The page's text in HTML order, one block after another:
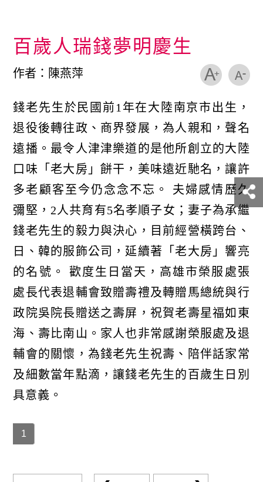
百歲人瑞錢夢明慶生
作者：陳燕萍
錢老先生於民國前1年在大陸南京市出生，
退役後轉往政、商界發展，為人親和，聲名
遠播。最令人津津樂道的是他所創立的大陸
口味「老大房」餅干，美味遠近馳名，讓許
多老顧客至今仍念念不忘。 夫婦感情歷久
彌堅，2人共育有5名孝順子女；妻子為承繼
錢老先生的毅力與決心，目前經營橫跨台、
日、韓的服飾公司，延續著「老大房」響亮
的名號。 歡度生日當天，高雄市榮服處張
處長代表退輔會致贈壽禮及轉贈馬總統與行
政院吳院長贈送之壽屏，祝賀老壽星福如東
海、壽比南山。家人也非常感謝榮服處及退
輔會的關懷，為錢老先生祝壽、陪伴話家常
及細數當年點滴，讓錢老先生的百歲生日別
具意義。
1